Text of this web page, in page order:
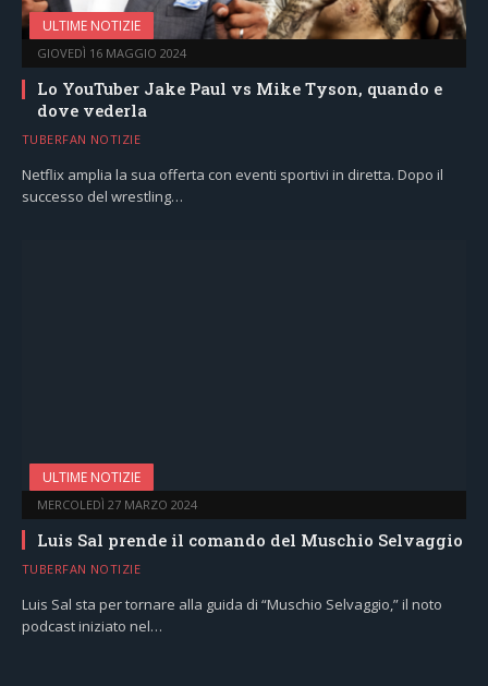
ULTIME NOTIZIE
GIOVEDÌ 16 MAGGIO 2024
Lo YouTuber Jake Paul vs Mike Tyson, quando e
dove vederla
TUBERFAN NOTIZIE
Netflix amplia la sua offerta con eventi sportivi in diretta. Dopo il
successo del wrestling…
ULTIME NOTIZIE
MERCOLEDÌ 27 MARZO 2024
Luis Sal prende il comando del Muschio Selvaggio
TUBERFAN NOTIZIE
Luis Sal sta per tornare alla guida di “Muschio Selvaggio,” il noto
podcast iniziato nel…